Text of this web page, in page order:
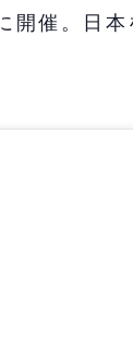
催。日